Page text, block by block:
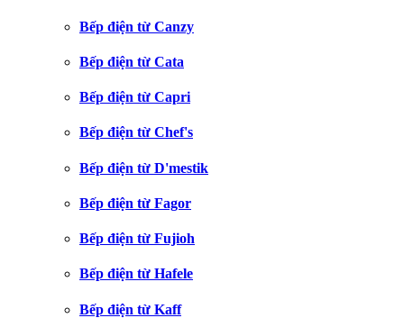
Bếp điện từ Canzy
Bếp điện từ Cata
Bếp điện từ Capri
Bếp điện từ Chef's
Bếp điện từ D'mestik
Bếp điện từ Fagor
Bếp điện từ Fujioh
Bếp điện từ Hafele
Bếp điện từ Kaff